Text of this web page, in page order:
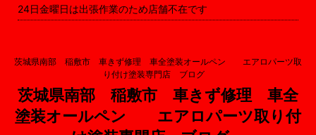
24日金曜日は出張作業のため店舗不在です
茨城県南部 稲敷市 車きず修理 車全塗装オールペン エアロパーツ取
り付け塗装専門店 ブログ
茨城県南部 稲敷市 車きず修理 車全
塗装オールペン エアロパーツ取り付